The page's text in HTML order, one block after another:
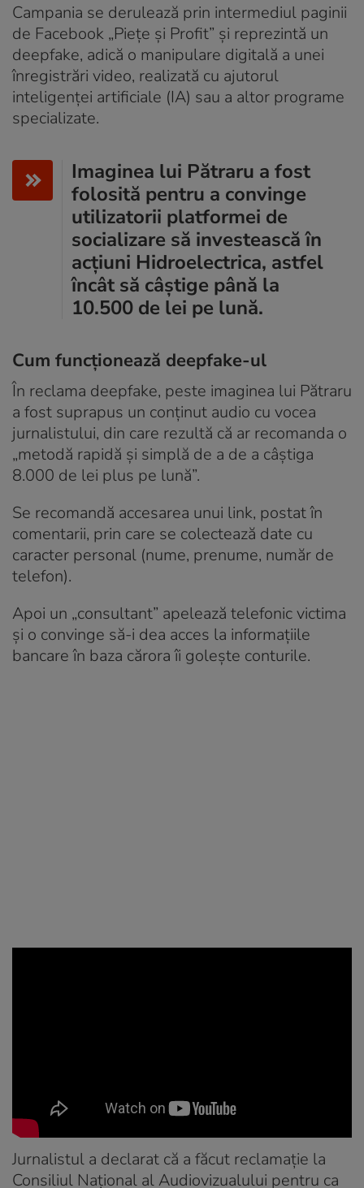
Campania se derulează prin intermediul paginii
de Facebook „Piețe și Profit” și reprezintă un
deepfake, adică o manipulare digitală a unei
înregistrări video, realizată cu ajutorul
inteligenței artificiale (IA) sau a altor programe
specializate.
Imaginea lui Pătraru a fost
folosită pentru a convinge
utilizatorii platformei de
socializare să investească în
acțiuni Hidroelectrica, astfel
încât să câștige până la
10.500 de lei pe lună.
Cum funcționează deepfake-ul
În reclama deepfake, peste imaginea lui Pătraru
a fost suprapus un conținut audio cu vocea
jurnalistului, din care rezultă că ar recomanda o
„metodă rapidă și simplă de a de a câștiga
8.000 de lei plus pe lună”.
Se recomandă accesarea unui link, postat în
comentarii, prin care se colectează date cu
caracter personal (nume, prenume, număr de
telefon).
Apoi un „consultant” apelează telefonic victima
și o convinge să-i dea acces la informațiile
bancare în baza cărora îi golește conturile.
Jurnalistul a declarat că a făcut reclamație la
Consiliul Național al Audiovizualului pentru ca